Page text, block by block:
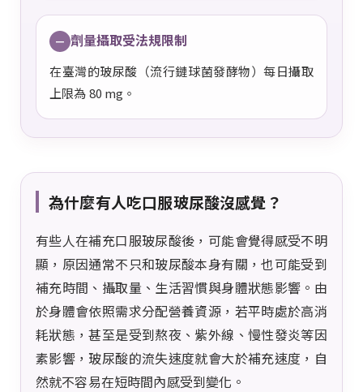
－ 劑量攝取受法規限制
在臺灣的玻尿酸（流行鏈球菌發酵物）每日攝取
上限為 80 mg。
為什麼有人吃口服玻尿酸沒感覺？
有些人在補充口服玻尿酸後，可能會覺得感受不明
顯，原因通常不只和玻尿酸本身有關，也可能受到
補充時間、攝取量、生活習慣與身體狀態影響。由
於身體會依照需求分配營養資源，若平時處於高消
耗狀態，甚至是受到熬夜、紫外線、慢性發炎等因
素影響，玻尿酸的流失速度就會大於補充速度，自
然就不容易在短時間內感受到變化。